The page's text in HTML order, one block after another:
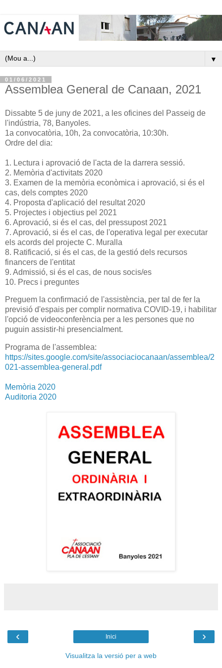
▼
01/06/2021
Assemblea General de Canaan, 2021
Dissabte 5 de juny de 2021, a les oficines del Passeig de
l'indústria, 78, Banyoles.
1a convocatòria, 10h, 2a convocatòria, 10:30h.
Ordre del dia:
1. Lectura i aprovació de l'acta de la darrera sessió.
2. Memòria d'activitats 2020
3. Examen de la memòria econòmica i aprovació, si és el
cas, dels comptes 2020
4. Proposta d'aplicació del resultat 2020
5. Projectes i objectius pel 2021
6. Aprovació, si és el cas, del pressupost 2021
7. Aprovació, si és el cas, de l'operativa legal per executar
els acords del projecte C. Muralla
8. Ratificació, si és el cas, de la gestió dels recursos
financers de l'entitat
9. Admissió, si és el cas, de nous socis/es
10. Precs i preguntes
Preguem la confirmació de l'assistència, per tal de fer la
previsió d'espais per complir normativa COVID-19, i habilitar
l'opció de videoconferència per a les persones que no
puguin assistir-hi presencialment.
Programa de l'assemblea:
https://sites.google.com/site/associaciocanaan/assemblea/2
021-assemblea-general.pdf
Memòria 2020
Auditoria 2020
‹ ›
Inici
Visualitza la versió per a web